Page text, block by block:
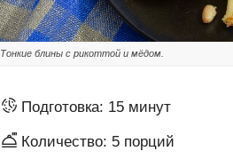
Тонкие блины с рикоттой и мёдом.
Подготовка: 15 минут
Количество: 5 порций